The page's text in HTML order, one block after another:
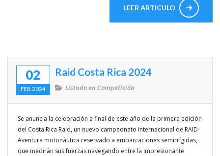
LEER ARTICULO
02
FEB 2024
Raid Costa Rica 2024
Listado en Competición
Se anuncia la celebración a final de este año de la primera edición
del Costa Rica Raid, un nuevo campeonato internacional de RAID-
Aventura motonáutica reservado a embarcaciones semirrígidas,
que medirán sus fuerzas navegando entre la impresionante